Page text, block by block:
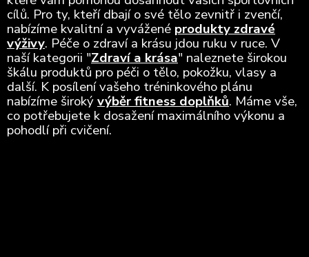
cílů. Pro ty, kteří dbají o své tělo zevnitř i zvenčí,
nabízíme kvalitní a vyvážené produkty zdravé
výživy. Péče o zdraví a krásu jdou ruku v ruce. V
naší kategorii "Zdraví a krása" naleznete širokou
škálu produktů pro péči o tělo, pokožku, vlasy a
další. K posílení vašeho tréninkového plánu
nabízíme širokývýběr fitness doplňků. Máme vše,
co potřebujete k dosažení maximálního výkonu a
pohodlí při cvičení.